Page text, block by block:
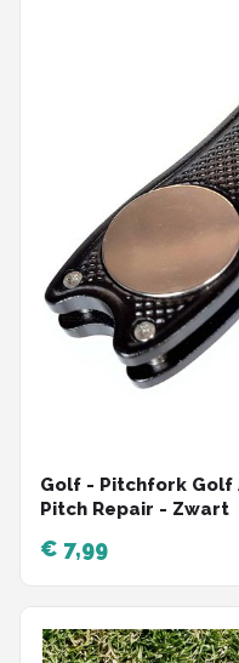
Golf - Pitchfork Golf
Pitch Repair - Zwart
€ 7,99